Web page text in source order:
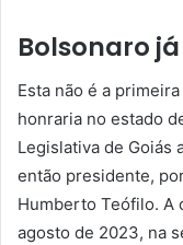
Bolsonaro
Esta não é a
honraria no estado
Legislativa de Goiás
então presidente,
Humberto Teófilo. A
agosto de 2023, na